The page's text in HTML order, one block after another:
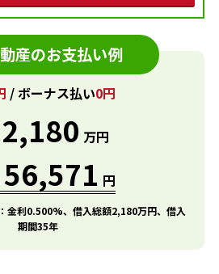
産のお支払い例
/ ボーナス払い0円
2,180 万円
56,571 円
金利0.500%、借入総額2,180万円、借入
期間35年